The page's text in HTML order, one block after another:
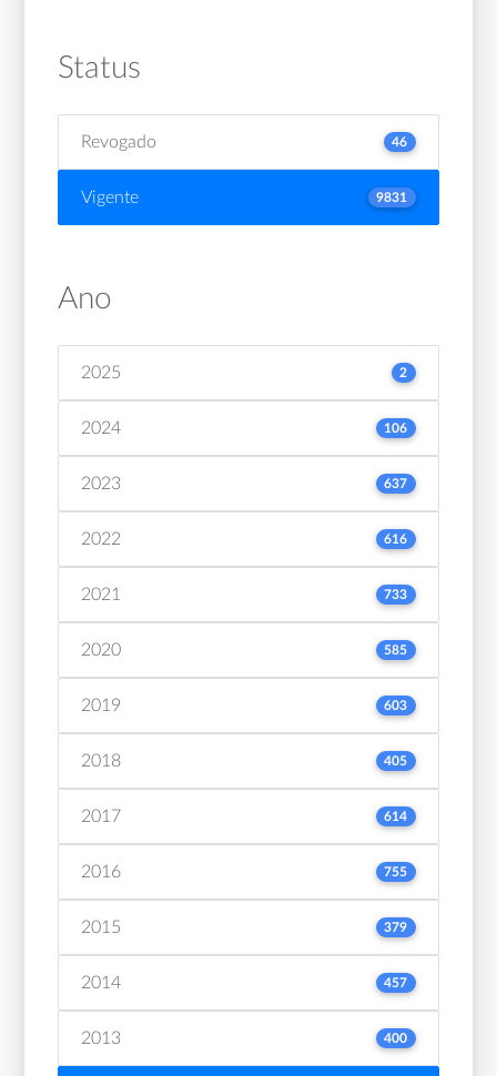
Status
Revogado 46
Vigente 9831
Ano
2025 2
2024 106
2023 637
2022 616
2021 733
2020 585
2019 603
2018 405
2017 614
2016 755
2015 379
2014 457
2013 400